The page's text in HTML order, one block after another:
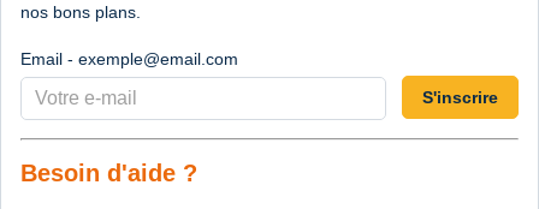
nos bons plans.
Email - exemple@email.com
S'inscrire
Besoin d'aide ?